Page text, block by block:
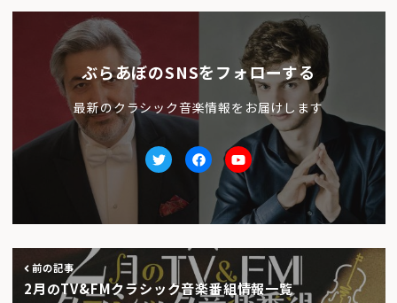
ぶらあぼのSNSをフォローする
最新のクラシック音楽情報をお届けします
TwitterfacebookYoutube
前の記事
2月のTV&FMクラシック音楽番組情報一覧